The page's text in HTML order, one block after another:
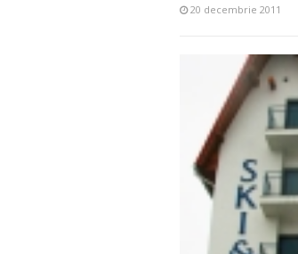
20 decembrie 2011